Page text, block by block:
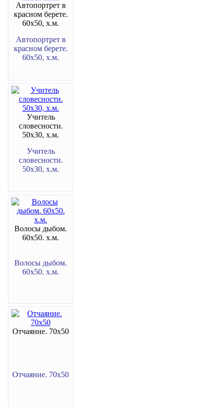
Автопортрет в
красном берете.
60х50, х.м.
Автопортрет в
красном берете.
60х50, х.м.
Учитель
словесности.
50х30, х.м.
Учитель
словесности.
50х30, х.м.
Волосы дыбом.
60х50. х.м.
Волосы дыбом.
60х50. х.м.
Отчаяние. 70х50
Отчаяние. 70х50